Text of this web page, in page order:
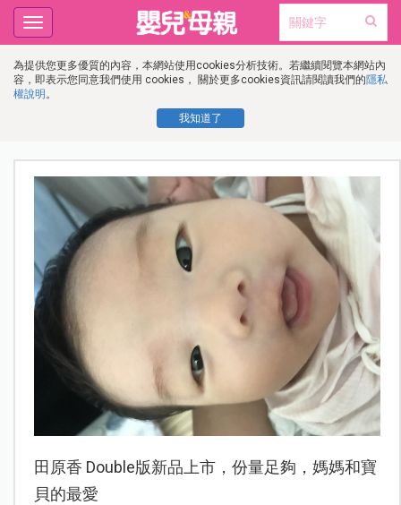
為提供您更多優質的內容，本網站使用cookies分析技術。若繼續閱覽本網站內
容，即表示您同意我們使用 cookies， 關於更多cookies資訊請閱讀我們的隱私
權說明 。
我知道了
Toggle
navigation
田原香 Double版新品上市，份量足夠，媽媽和寶
貝的最愛